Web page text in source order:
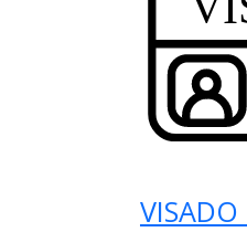
VISADO